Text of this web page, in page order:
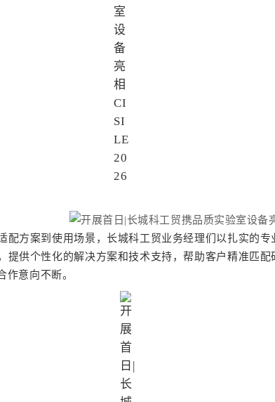
方案到使用场景，长城科工贸业务经理们以扎实的专
提供个性化的解决方案和技术支持，帮助客户精准匹
作意向不断。